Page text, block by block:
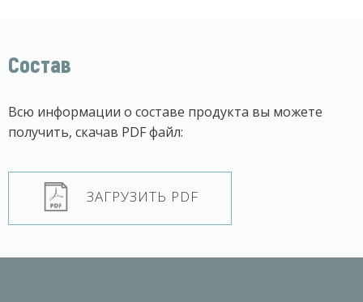
Состав
Всю информации о составе продукта вы можете
получить, скачав PDF файл:
ЗАГРУЗИТЬ PDF